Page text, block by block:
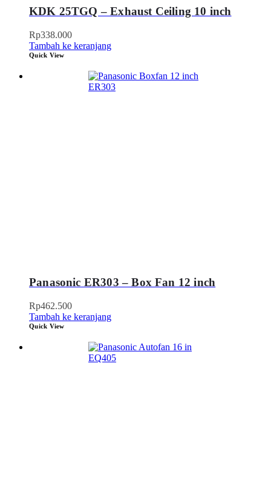
KDK 25TGQ – Exhaust Ceiling 10 inch
Rp338.000
Tambah ke keranjang
Quick View
Panasonic ER303 – Box Fan 12 inch
Rp462.500
Tambah ke keranjang
Quick View